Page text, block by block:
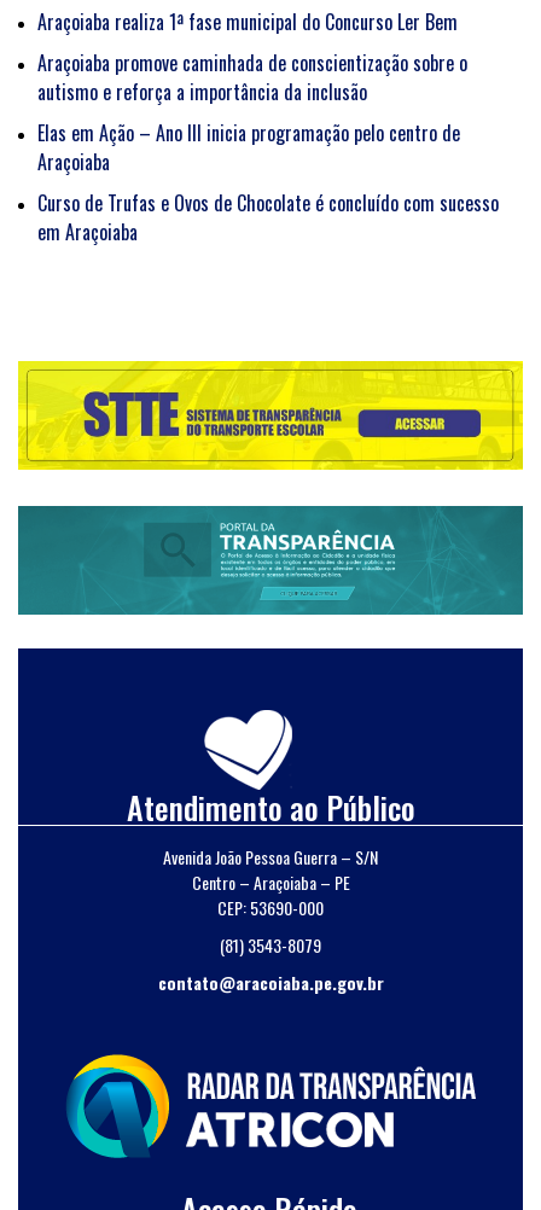
Araçoiaba realiza 1ª fase municipal do Concurso Ler Bem
Araçoiaba promove caminhada de conscientização sobre o
autismo e reforça a importância da inclusão
Elas em Ação – Ano III inicia programação pelo centro de
Araçoiaba
Curso de Trufas e Ovos de Chocolate é concluído com sucesso
em Araçoiaba
Atendimento ao Público
Avenida João Pessoa Guerra – S/N
Centro – Araçoiaba – PE
CEP: 53690-000
(81) 3543-8079
contato@aracoiaba.pe.gov.br